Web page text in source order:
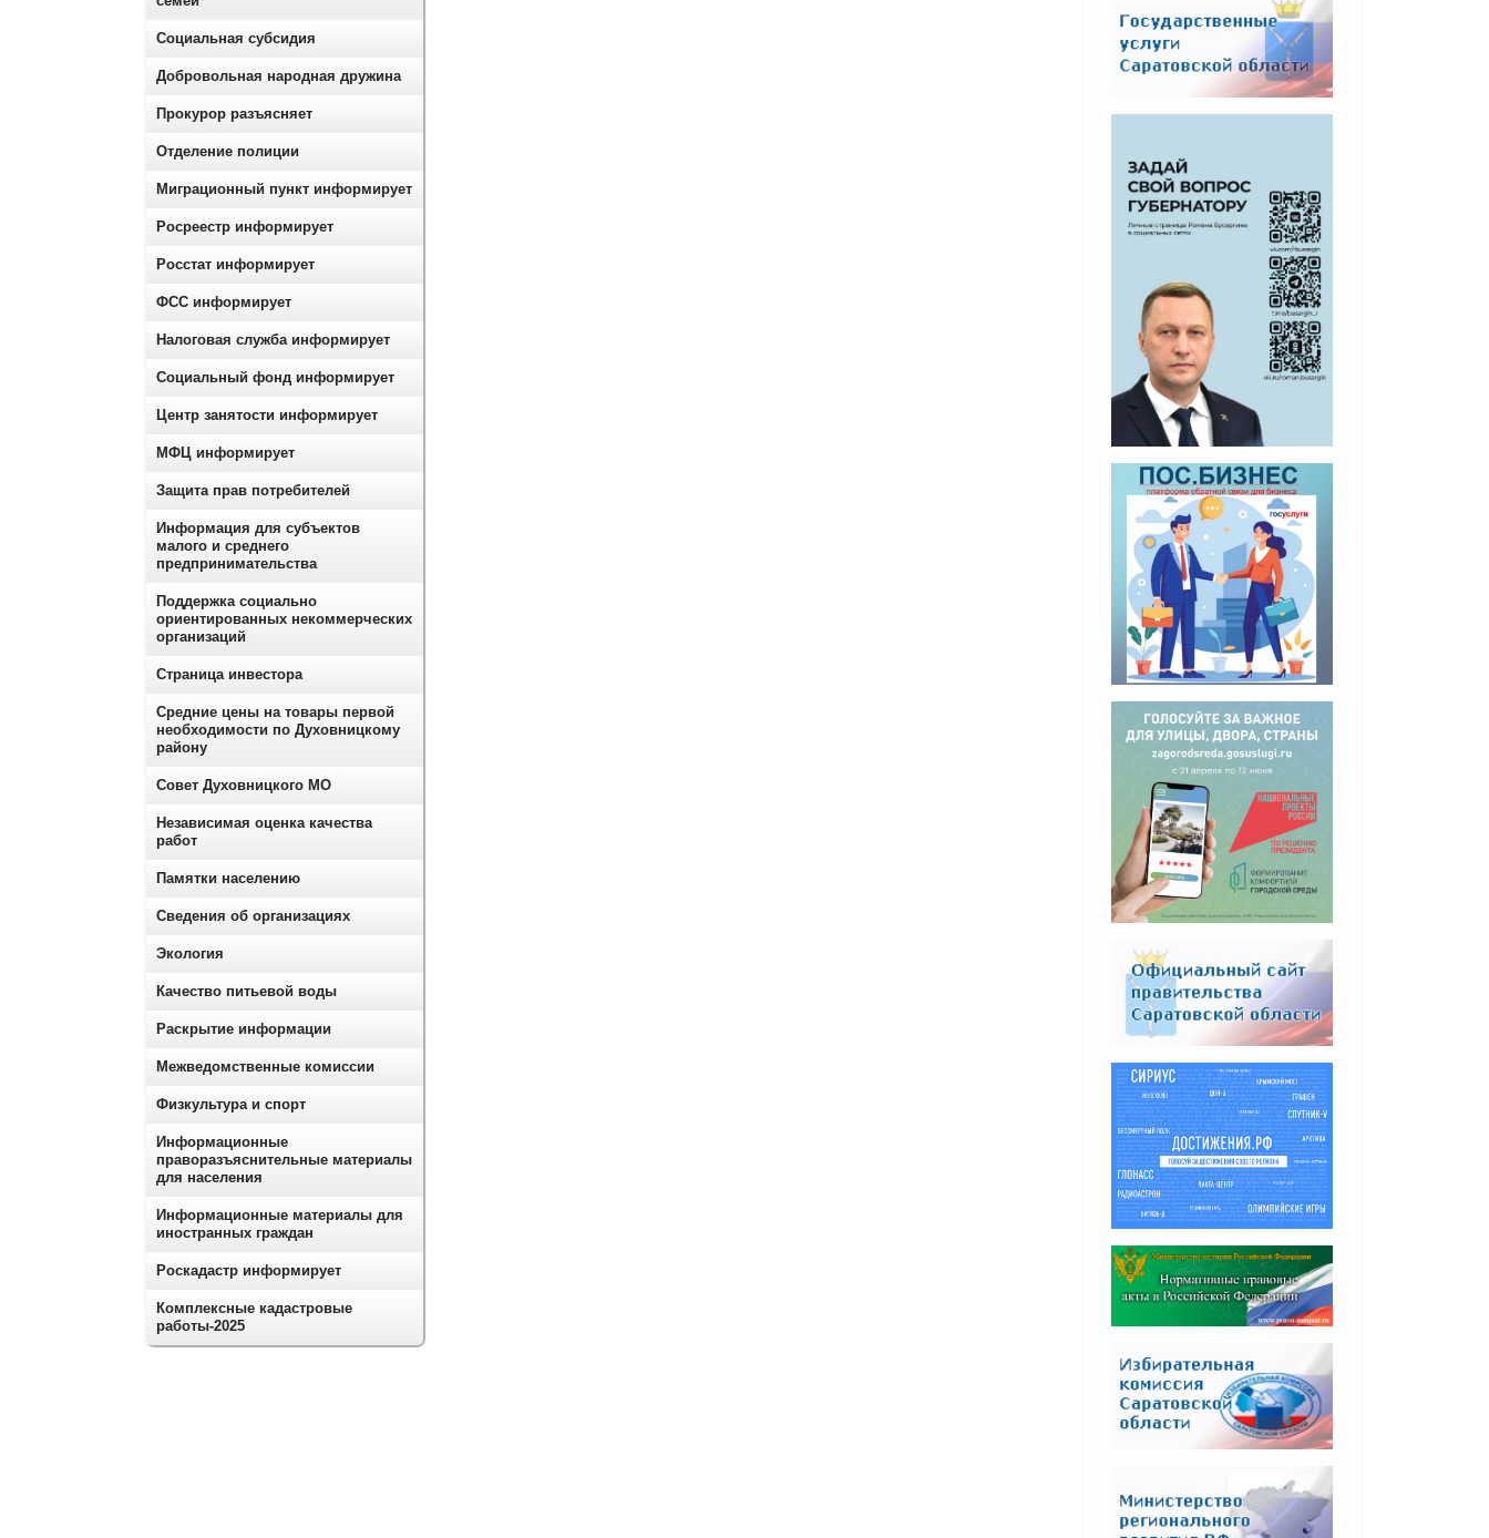
Социальная субсидия
Добровольная народная дружина
Прокурор разъясняет
Отделение полиции
Миграционный пункт информирует
Росреестр информирует
Росстат информирует
ФСС информирует
Налоговая служба информирует
Социальный фонд информирует
Центр занятости информирует
МФЦ информирует
Защита прав потребителей
Информация для субъектов
малого и среднего
предпринимательства
Поддержка социально
ориентированных некоммерческих
организаций
Страница инвестора
Средние цены на товары первой
необходимости по Духовницкому
району
Совет Духовницкого МО
Независимая оценка качества
работ
Памятки населению
Сведения об организациях
Экология
Качество питьевой воды
Раскрытие информации
Межведомственные комиссии
Физкультура и спорт
Информационные
праворазъяснительные материалы
для населения
Информационные материалы для
иностранных граждан
Роскадастр информирует
Комплексные кадастровые
работы-2025